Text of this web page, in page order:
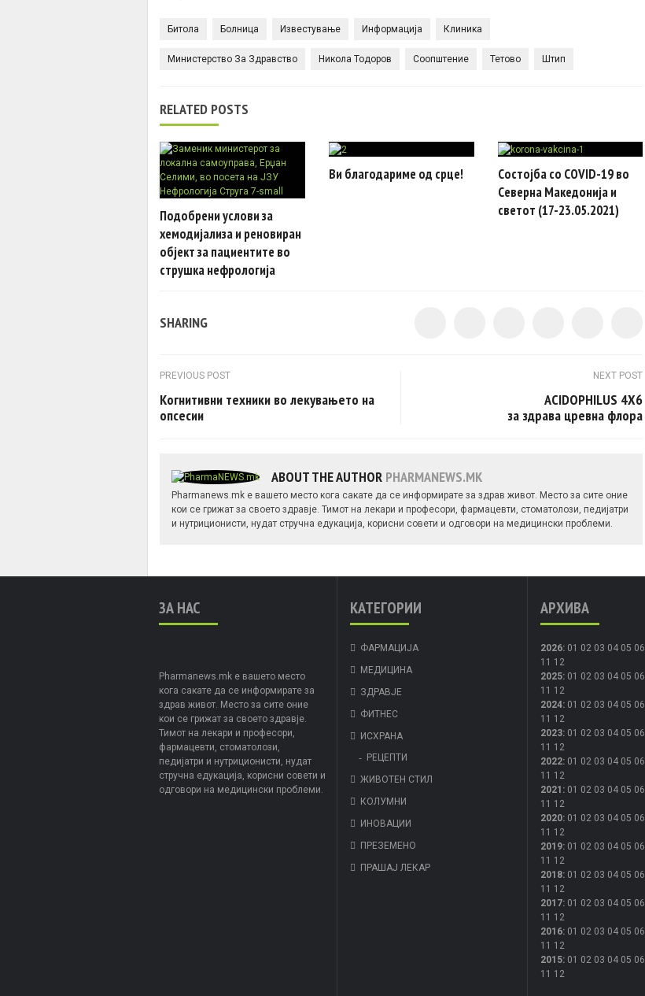
Битола Болница Известување Информација Клиника
Министерство За Здравство Никола Тодоров Соопштение Тетово Штип
RELATED POSTS
Подобрени услови за
хемодијализа и реновиран
објект за пациентите во
струшка нефрологија
Ви благодариме од срце!
Состојба со COVID-19 во
Северна Македонија и
светот (17-23.05.2021)
SHARING
Post navigation
PREVIOUS POST
Когнитивни техники во лекувањето на
опсесии
NEXT POST
ACIDOPHILUS 4X6
за здрава цревна флора
ABOUT THE AUTHOR PHARMANEWS.MK
Pharmanews.mk е вашето место кога сакате да се информирате за здрав живот. Место за сите оние
кои се грижат за своето здравје. Тимот на лекари и професори, фармацевти, стоматолози, педијатри
и нутриционисти, нудат стручна едукација, корисни совети и одговори на медицински проблеми.
ЗА НАС
Pharmanews.mk е вашето место
кога сакате да се информирате за
здрав живот. Место за сите оние
кои се грижат за своето здравје.
Тимот на лекари и професори,
фармацевти, стоматолози,
педијатри и нутриционисти, нудат
стручна едукација, корисни совети и
одговори на медицински проблеми.
КАТЕГОРИИ
ФАРМАЦИЈА
МЕДИЦИНА
ЗДРАВЈЕ
ФИТНЕС
ИСХРАНА
РЕЦЕПТИ
ЖИВОТЕН СТИЛ
КОЛУМНИ
ИНОВАЦИИ
ПРЕЗЕМЕНО
ПРАШАЈ ЛЕКАР
АРХИВА
2026: 01 02 03 04 05 06
11 12
2025: 01 02 03 04 05 06
11 12
2024: 01 02 03 04 05 06
11 12
2023: 01 02 03 04 05 06
11 12
2022: 01 02 03 04 05 06
11 12
2021 : 01 02 03 04 05 06
11 12
2020: 01 02 03 04 05 06
11 12
2019: 01 02 03 04 05 06
11 12
2018: 01 02 03 04 05 06
11 12
2017: 01 02 03 04 05 06
11 12
2016: 01 02 03 04 05 06
11 12
2015: 01 02 03 04 05 06
11 12